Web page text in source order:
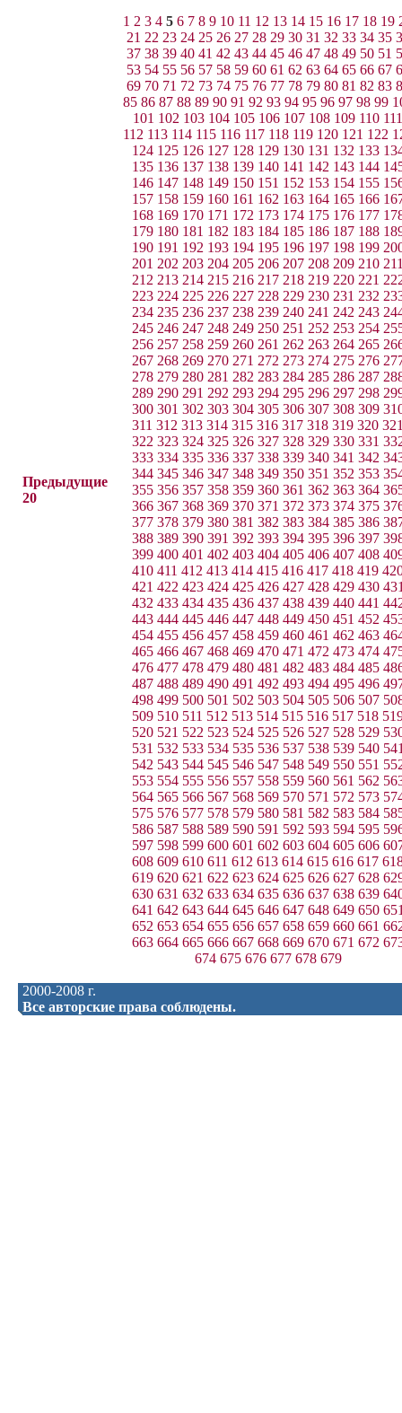
Предыдущие
20
1 2 3 4 5 6 7 8 9 10 11 12 13 14 15 16 17 18 19
21 22 23 24 25 26 27 28 29 30 31 32 33 34 35
37 38 39 40 41 42 43 44 45 46 47 48 49 50 51
53 54 55 56 57 58 59 60 61 62 63 64 65 66 67
69 70 71 72 73 74 75 76 77 78 79 80 81 82 83
85 86 87 88 89 90 91 92 93 94 95 96 97 98 99
101 102 103 104 105 106 107 108 109 110 111
112 113 114 115 116 117 118 119 120 121 122
124 125 126 127 128 129 130 131 132 133
135 136 137 138 139 140 141 142 143 144
146 147 148 149 150 151 152 153 154 155
157 158 159 160 161 162 163 164 165 166
168 169 170 171 172 173 174 175 176 177
179 180 181 182 183 184 185 186 187 188
190 191 192 193 194 195 196 197 198 199
201 202 203 204 205 206 207 208 209 210
212 213 214 215 216 217 218 219 220 221
223 224 225 226 227 228 229 230 231 232
234 235 236 237 238 239 240 241 242 243
245 246 247 248 249 250 251 252 253 254
256 257 258 259 260 261 262 263 264 265
267 268 269 270 271 272 273 274 275 276
278 279 280 281 282 283 284 285 286 287
289 290 291 292 293 294 295 296 297 298
300 301 302 303 304 305 306 307 308 309
311 312 313 314 315 316 317 318 319 320
322 323 324 325 326 327 328 329 330 331
333 334 335 336 337 338 339 340 341 342
344 345 346 347 348 349 350 351 352 353
355 356 357 358 359 360 361 362 363 364
366 367 368 369 370 371 372 373 374 375
377 378 379 380 381 382 383 384 385 386
388 389 390 391 392 393 394 395 396 397
399 400 401 402 403 404 405 406 407 408
410 411 412 413 414 415 416 417 418 419
421 422 423 424 425 426 427 428 429 430
432 433 434 435 436 437 438 439 440 441
443 444 445 446 447 448 449 450 451 452
454 455 456 457 458 459 460 461 462 463
465 466 467 468 469 470 471 472 473 474
476 477 478 479 480 481 482 483 484 485
487 488 489 490 491 492 493 494 495 496
498 499 500 501 502 503 504 505 506 507
509 510 511 512 513 514 515 516 517 518
520 521 522 523 524 525 526 527 528 529
531 532 533 534 535 536 537 538 539 540
542 543 544 545 546 547 548 549 550 551
553 554 555 556 557 558 559 560 561 562
564 565 566 567 568 569 570 571 572 573
575 576 577 578 579 580 581 582 583 584
586 587 588 589 590 591 592 593 594 595
597 598 599 600 601 602 603 604 605 606
608 609 610 611 612 613 614 615 616 617
619 620 621 622 623 624 625 626 627 628
630 631 632 633 634 635 636 637 638 639
641 642 643 644 645 646 647 648 649 650
652 653 654 655 656 657 658 659 660 661
663 664 665 666 667 668 669 670 671 672
674 675 676 677 678 679
2000-2008 г.
Все авторские права соблюдены.